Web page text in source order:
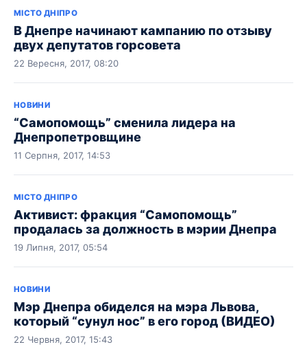
МІСТО ДНІПРО
В Днепре начинают кампанию по отзыву
двух депутатов горсовета
22 Вересня, 2017, 08:20
НОВИНИ
“Самопомощь” сменила лидера на
Днепропетровщине
11 Серпня, 2017, 14:53
МІСТО ДНІПРО
Активист: фракция “Самопомощь”
продалась за должность в мэрии Днепра
19 Липня, 2017, 05:54
НОВИНИ
Мэр Днепра обиделся на мэра Львова,
который “сунул нос” в его город (ВИДЕО)
22 Червня, 2017, 15:43